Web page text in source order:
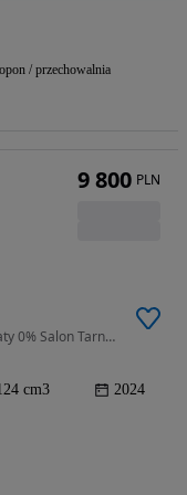
/ przechowalnia
124 cm3 • 9 KM • Wyprzedaż rocznika 2024 Raty 0% Salon Tarnów
cm3 2024
9 800 PLN